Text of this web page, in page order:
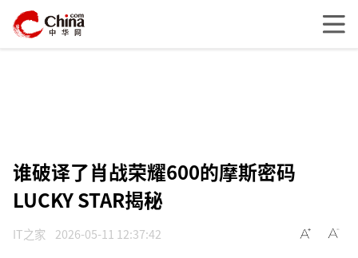
谁破译了肖战荣耀600的摩斯密码
LUCKY STAR揭秘
IT之家 2026-05-11 12:37:42